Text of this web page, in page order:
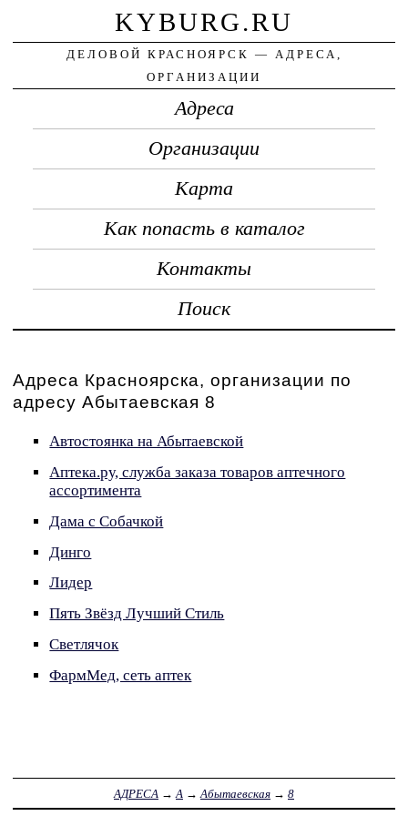
KYBURG.RU
ДЕЛОВОЙ КРАСНОЯРСК — АДРЕСА,
ОРГАНИЗАЦИИ
Адреса
Организации
Карта
Как попасть в каталог
Контакты
Поиск
Адреса Красноярска, организации по
адресу Абытаевская 8
Автостоянка на Абытаевской
Аптека.ру, служба заказа товаров аптечного
ассортимента
Дама с Собачкой
Динго
Лидер
Пять Звёзд Лучший Стиль
Светлячок
ФармМед, сеть аптек
АДРЕСА → А → Абытаевская → 8